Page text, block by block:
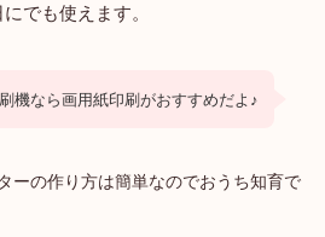
でも使えます。
機なら画用紙印刷がおすすめだよ♪
ーの作り方は簡単なのでおうち知育で